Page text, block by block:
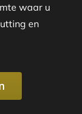
waar u
en